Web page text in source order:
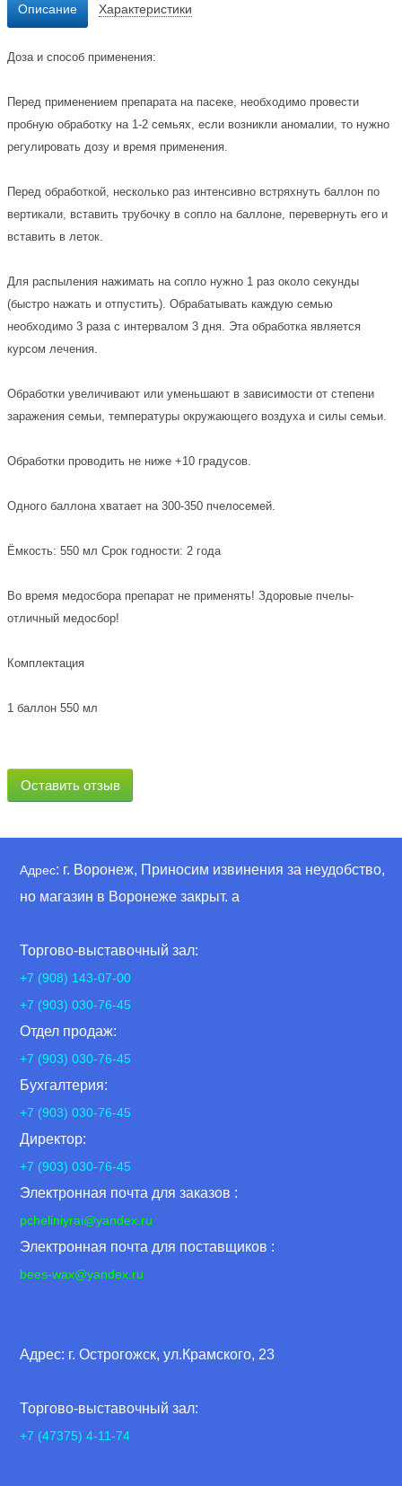
Описание Характеристики
Доза и способ применения:
Перед применением препарата на пасеке, необходимо провести
пробную обработку на 1-2 семьях, если возникли аномалии, то нужно
регулировать дозу и время применения.
Перед обработкой, несколько раз интенсивно встряхнуть баллон по
вертикали, вставить трубочку в сопло на баллоне, перевернуть его и
вставить в леток.
Для распыления нажимать на сопло нужно 1 раз около секунды
(быстро нажать и отпустить). Обрабатывать каждую семью
необходимо 3 раза с интервалом 3 дня. Эта обработка является
курсом лечения.
Обработки увеличивают или уменьшают в зависимости от степени
заражения семьи, температуры окружающего воздуха и силы семьи.
Обработки проводить не ниже +10 градусов.
Одного баллона хватает на 300-350 пчелосемей.
Ёмкость: 550 мл Срок годности: 2 года
Во время медосбора препарат не применять! Здоровые пчелы-
отличный медосбор!
Комплектация
1 баллон 550 мл
Оставить отзыв
Адрес: г. Воронеж, Приносим извинения за неудобство,
но магазин в Воронеже закрыт. а
Торгово-выставочный зал:
+7 (908) 143-07-00
+7 (903) 030-76-45
Отдел продаж:
+7 (903) 030-76-45
Бухгалтерия:
+7 (903) 030-76-45
Директор:
+7 (903) 030-76-45
Электронная почта для заказов :
pcheliniyrai@yandex.ru
Электронная почта для поставщиков :
bees-wax@yandex.ru
Адрес: г. Острогожск, ул.Крамского, 23
Торгово-выставочный зал:
+7 (47375) 4-11-74